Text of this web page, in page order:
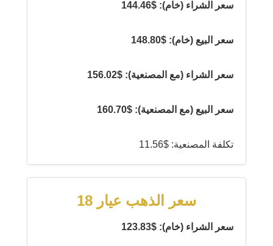
سعر الشراء (خام): $144.46
سعر البيع (خام): $148.80
سعر الشراء (مع المصنعية): $156.02
سعر البيع (مع المصنعية): $160.70
تكلفة المصنعية: $11.56
سعر الذهب عيار 18
سعر الشراء (خام): $123.83